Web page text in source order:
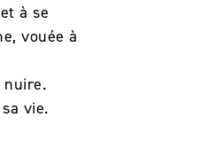
à se
vouée à
nuire.
vie.